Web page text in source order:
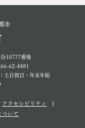
市
10777番地
62-4481
土日祝日・年末年始
アクセシビリティ
ついて